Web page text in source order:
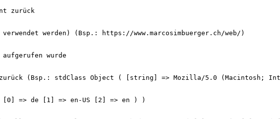
zurück
werden) (Bsp.: https://www.marcosimbuerger.ch/web/)
wurde
(Bsp.: stdClass Object ( [string] => Mozilla/5.0
=> de [1] => en-US [2] => en ) )